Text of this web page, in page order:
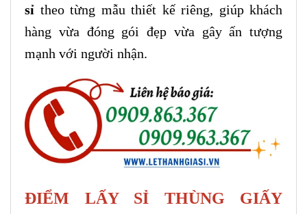
sỉ theo từng mẫu thiết kế riêng, giúp khách
hàng vừa đóng gói đẹp vừa gây ấn tượng
mạnh với người nhận.
ĐIỂM LẤY SỈ THÙNG GIẤY